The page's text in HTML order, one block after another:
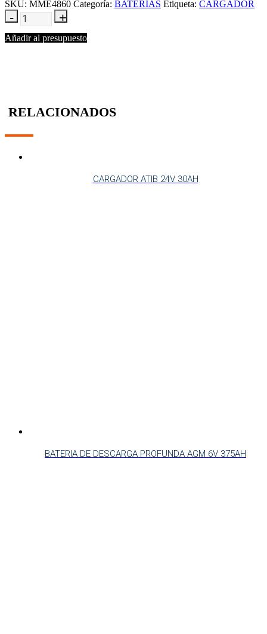
SKU: MME4860 Categoría: BATERIAS Etiqueta: CARGADOR
Añadir al presupuesto
RELACIONADOS
CARGADOR ATIB 24V 30AH
BATERIA DE DESCARGA PROFUNDA AGM 6V 375AH